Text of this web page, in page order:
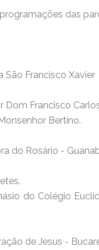
das
Francisco Xavier
Dom Francisco
Bertino.
do Rosário -
do Colégio
de Jesus -